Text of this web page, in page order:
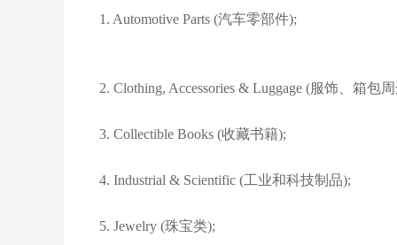
1. Automotive Parts (汽车零部件);
2. Clothing, Accessories & Luggage (服饰、箱包
3. Collectible Books (收藏书籍);
4. Industrial & Scientific (工业和科技制品);
5. Jewelry (珠宝类);